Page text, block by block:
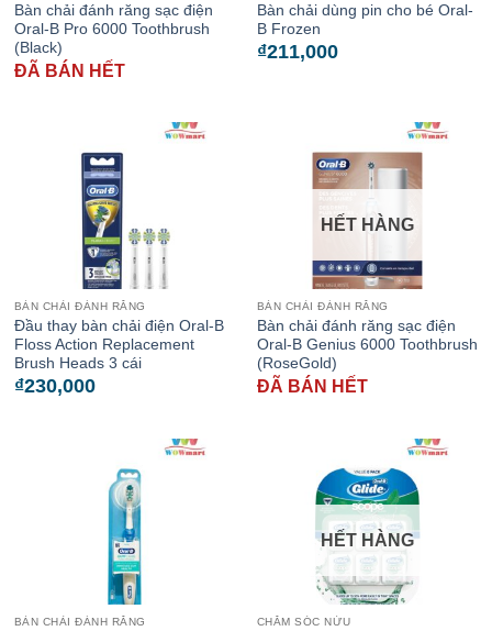
Bàn chải đánh răng sạc điện
Oral-B Pro 6000 Toothbrush
(Black)
ĐÃ BÁN HẾT
Bàn chải dùng pin cho bé Oral-
B Frozen
₫211,000
BÀN CHẢI ĐÁNH RĂNG
Đầu thay bàn chải điện Oral-B
Floss Action Replacement
Brush Heads 3 cái
₫230,000
HẾT HÀNG
BÀN CHẢI ĐÁNH RĂNG
Bàn chải đánh răng sạc điện
Oral-B Genius 6000 Toothbrush
(RoseGold)
ĐÃ BÁN HẾT
BÀN CHẢI ĐÁNH RĂNG
HẾT HÀNG
CHĂM SÓC NỨU